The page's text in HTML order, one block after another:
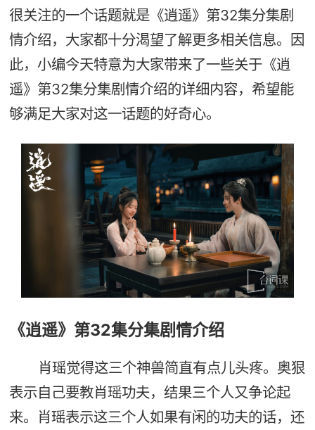
很关注的一个话题就是《逍遥》第32集分集剧
情介绍，大家都十分渴望了解更多相关信息。因
此，小编今天特意为大家带来了一些关于《逍
遥》第32集分集剧情介绍的详细内容，希望能
够满足大家对这一话题的好奇心。
《逍遥》第32集分集剧情介绍
肖瑶觉得这三个神兽简直有点儿头疼。奥狠
表示自己要教肖瑶功夫，结果三个人又争论起
来。肖瑶表示这三个人如果有闲的功夫的话，还